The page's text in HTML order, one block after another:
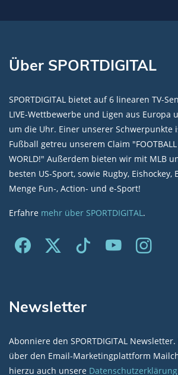
Über SPORTDIGITAL
SPORTDIGITAL bietet auf 6 linearen TV-
LIVE-Wettbewerbe und Ligen aus Europa
um die Uhr. Einer unserer
Fußball getreu unserem Claim "FOOTBALL
WORLD!" Außerdem bieten wir mit MLB
besten US-Sport, sowie Rugby,
Menge Fun-, Action- und e-Sport!
Erfahre mehr über SPORTDIGITAL.
Newsletter
Abonniere den SPORTDIGITAL
über den Email-Marketingplattform
hierzu auch unsere Datenschutzerklärung